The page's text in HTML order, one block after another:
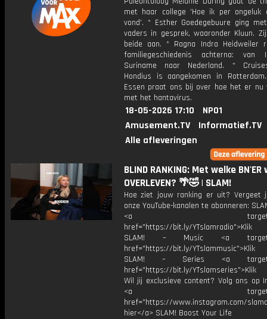
met haar college 'Hoe ik per ongeluk
vond'. * Esther Goedegebuure ging
vaders in gesprek, waaronder Kluun.
beide aan. * Ragna Indra Heidweiler
familiegeschiedenis achterna: van
Suriname naar Nederland. *
Hondius is aangekomen in
Essen praat ons bij over hoe het er nu
met het hantavirus.
18-05-2026 17:10
NPO1
Amusement.TV
Informatief.TV
Alle afleveringen
BLIND RANKING: Met welke BN'ER
OVERLEVEN? 🌴🤣 | SLAM!
Hoe ziet jouw ranking er uit? Vergeet
onze YouTube-kanalen te abonneren:
<a
href="https://bit.ly/
SLAM! – Music <a
href="https://bit.ly/
SLAM! – Series <a
href="https://bit.ly/
Wil jij exclusieve content? Volg ons op
<a
href="https://www.instagram.com/
hier</a> SLAM! Boost Your Life